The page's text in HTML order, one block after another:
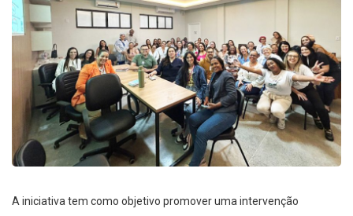
A iniciativa tem como objetivo promover uma intervenção